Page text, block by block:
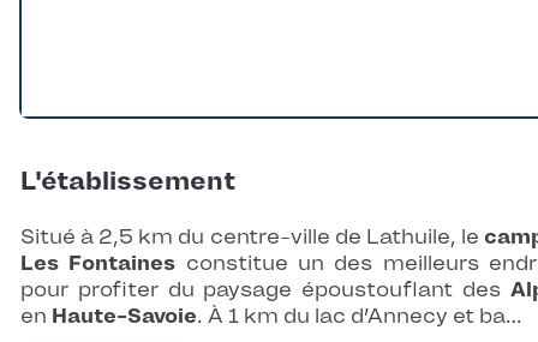
L'établissement
Situé à 2,5 km du centre-ville de Lathuile, le
Les Fontaines constitue un des meilleurs
pour profiter du paysage époustouflant des
en Haute-Savoie. À 1 km du lac d’Annecy et ba…